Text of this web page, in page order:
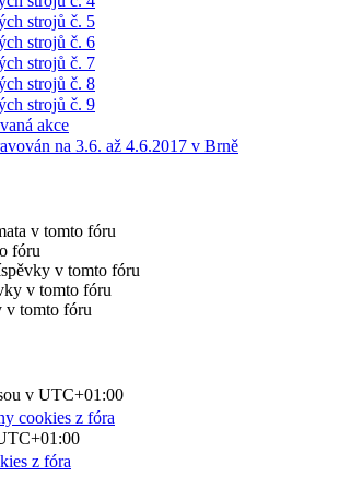
strojů č. 5
strojů č. 6
strojů č. 7
strojů č. 8
strojů č. 9
akce
na 3.6. až 4.6.2017 v Brně
v tomto fóru
fóru
v tomto fóru
v tomto fóru
v tomto fóru
v UTC+01:00
cookies z fóra
z fóra